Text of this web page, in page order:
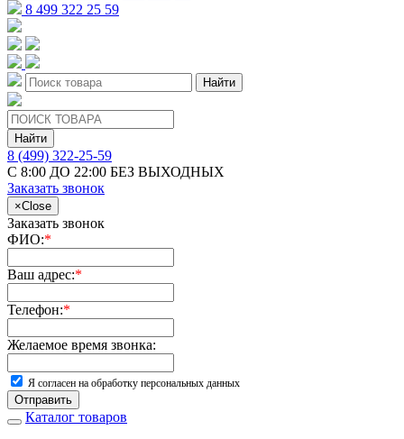
8 499 322 25 59
Найти
Найти
8 (499) 322-25-59
С 8:00 ДО 22:00 БЕЗ ВЫХОДНЫХ
Заказать звонок
×Close
Заказать звонок
ФИО:*
Ваш адрес:*
Телефон:*
Желаемое время звонка:
Я согласен на обработку персональных данных
Отправить
Каталог товаров